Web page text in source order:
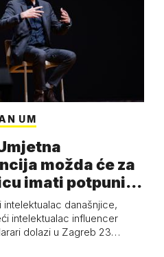
UM
možda će za
imati potpuni
intelektualac današnjice,
intelektualac influencer
dolazi u Zagreb 23…